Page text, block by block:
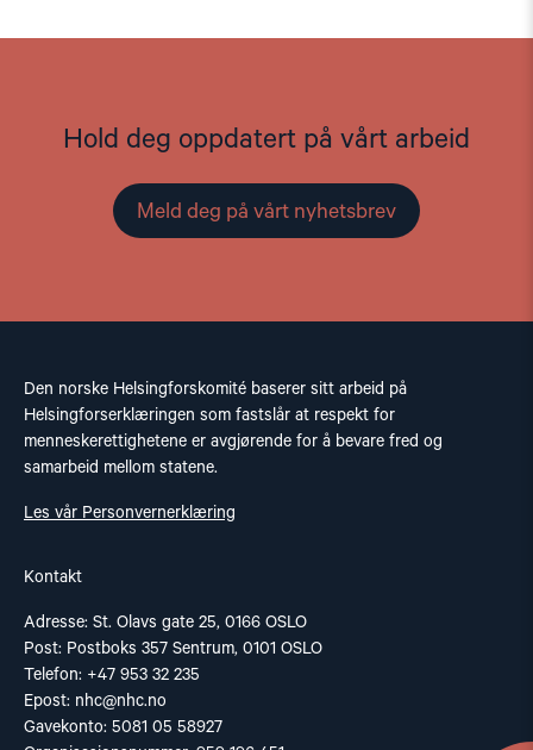
Hold deg oppdatert på vårt arbeid
Meld deg på vårt nyhetsbrev
Den norske Helsingforskomité baserer sitt arbeid på
Helsingforserklæringen som fastslår at respekt for
menneskerettighetene er avgjørende for å bevare fred og
samarbeid mellom statene.
Les vår Personvernerklæring
Kontakt
Adresse: St. Olavs gate 25, 0166 OSLO
Post: Postboks 357 Sentrum, 0101 OSLO
Telefon: +47 953 32 235
Epost: nhc@nhc.no
Gavekonto: 5081 05 58927